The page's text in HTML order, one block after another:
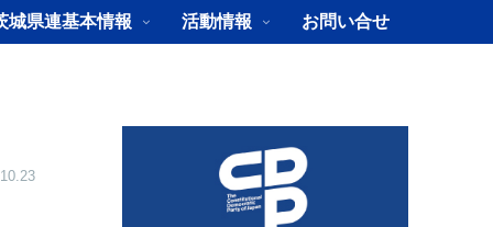
城県連基本情報 活動情報 お問い合せ